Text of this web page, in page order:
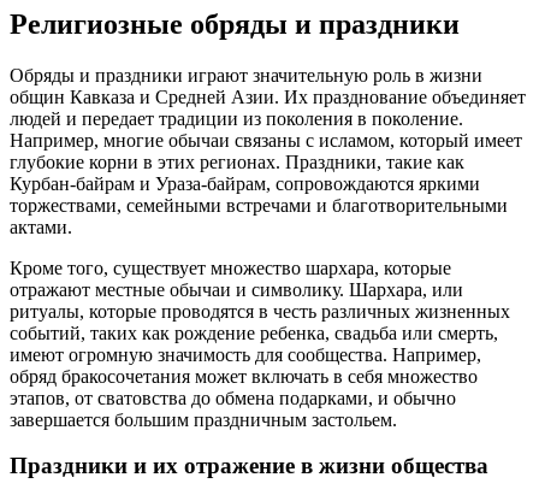
Религиозные обряды и праздники
Обряды и праздники играют значительную роль в жизни
общин Кавказа и Средней Азии. Их празднование объединяет
людей и передает традиции из поколения в поколение.
Например, многие обычаи связаны с исламом, который имеет
глубокие корни в этих регионах. Праздники, такие как
Курбан-байрам и Ураза-байрам, сопровождаются яркими
торжествами, семейными встречами и благотворительными
актами.
Кроме того, существует множество шархара, которые
отражают местные обычаи и символику. Шархара, или
ритуалы, которые проводятся в честь различных жизненных
событий, таких как рождение ребенка, свадьба или смерть,
имеют огромную значимость для сообщества. Например,
обряд бракосочетания может включать в себя множество
этапов, от сватовства до обмена подарками, и обычно
завершается большим праздничным застольем.
Праздники и их отражение в жизни общества